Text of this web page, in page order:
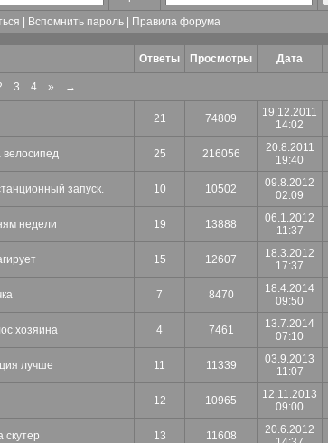
Вспомнить пароль Правила форума
Ответы Просмотры Дата
3 4 » →
21 74809
19.12.2011
14:02
велосипед 25 216056
20.8.2011
19:40
запуск. 10 10502
09.8.2012
02:09
недели 19 13888
06.1.2012
11:37
15 12607
18.3.2012
17:37
7 8470
18.4.2014
09:50
хозяина 4 7461
13.7.2014
07:10
лучше 11 11339
03.9.2013
11:07
12 10965
12.11.2013
09:00
скутер 13 11608
20.6.2012